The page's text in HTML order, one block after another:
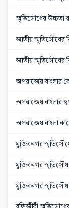
স্মৃতিসৌধের উচ্চতা
জাতীয় স্মৃতিসৌধের
জাতীয় স্মৃতিসৌধের
অপরাজেয় বাংলার
অপরাজেয় বাংলার
অপরাজেয় বাংলা
মুজিবনগর
মুজিবনগর স্মৃতিসৌধ
মুজিবনগর